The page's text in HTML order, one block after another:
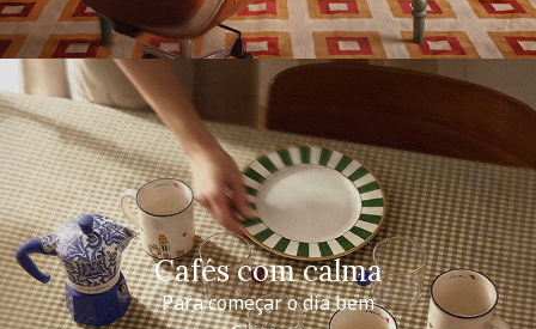
Cafés com calma
Para começar o dia bem